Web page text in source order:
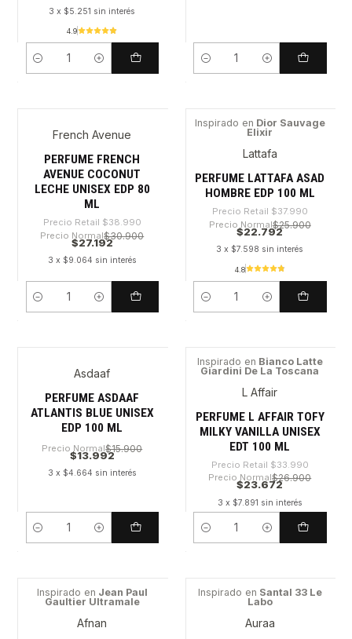
3 x $5.251 sin interés
4.9
Cantidad Cantidad
-30%French Avenue
PERFUME FRENCH
AVENUE COCONUT
LECHE UNISEX EDP 80
ML
Precio Retail $38.990
Precio Normal$30.900
$27.192
3 x $9.064 sin interés
Cantidad
Inspirado en Dior Sauvage
Elixir
Lattafa
PERFUME LATTAFA ASAD
HOMBRE EDP 100 ML
Precio Retail $37.990
Precio Normal$25.900
$22.792
3 x $7.598 sin interés
4.8
Cantidad
Asdaaf
PERFUME ASDAAF
ATLANTIS BLUE UNISEX
EDP 100 ML
Precio Normal$15.900
$13.992
3 x $4.664 sin interés
Cantidad
-30%
Inspirado en Bianco Latte
Giardini De La Toscana
L Affair
PERFUME L AFFAIR TOFY
MILKY VANILLA UNISEX
EDT 100 ML
Precio Retail $33.990
Precio Normal$26.900
$23.672
3 x $7.891 sin interés
Cantidad
-41%
Inspirado en Jean Paul
Gaultier Ultramale
Afnan
Inspirado en Santal 33 Le
Labo
Auraa